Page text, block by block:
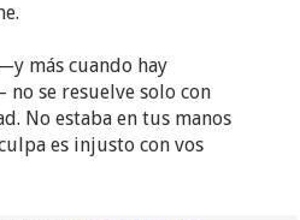
más cuando hay
se resuelve solo con
No estaba en tus manos
es injusto con vos